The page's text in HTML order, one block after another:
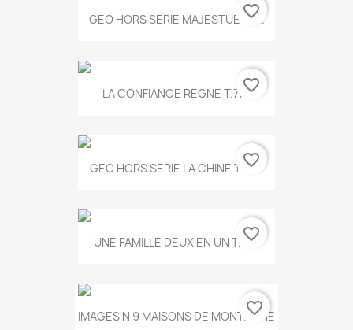
GEO HORS SERIE MAJESTUEUX...
favorite_border
LA CONFIANCE REGNE T.778favorite_border
GEO HORS SERIE LA CHINE T.497
favorite_border
UNE FAMILLE DEUX EN UN T.675
favorite_border
IMAGES N 9 MAISONS DE MONTAGNE
favorite_border